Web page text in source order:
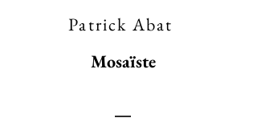
Patrick Abat
Mosaïste